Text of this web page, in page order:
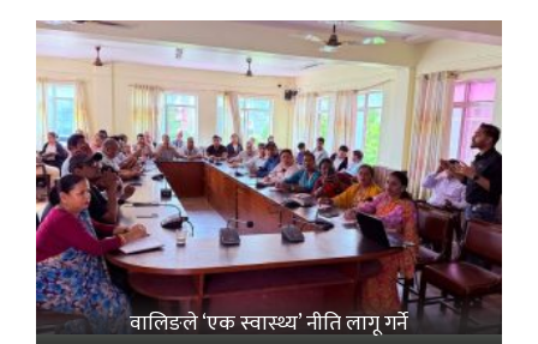
वालिङले ‘एक स्वास्थ्य’ नीति लागू गर्ने